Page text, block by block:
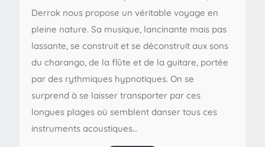
Derrok nous propose un véritable voyage en
pleine nature. Sa musique, lancinante mais pas
lassante, se construit et se déconstruit aux sons
du charango, de la flûte et de la guitare, portée
par des rythmiques hypnotiques. On se
surprend à se laisser transporter par ces
longues plages où semblent danser tous ces
instruments acoustiques…